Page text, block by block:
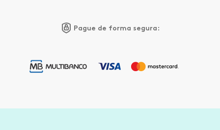
Pague de forma segura: